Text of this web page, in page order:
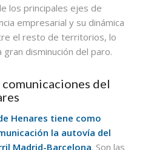
los principales ejes de
empresarial y su dinámica
el resto de territorios, lo
gran disminución del paro.
del
Henares tiene como
la autovía del
Madrid-Barcelona. Son las